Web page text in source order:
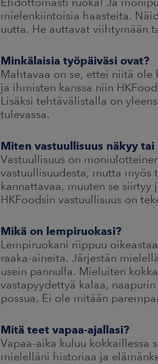
mielenkiintoisia haasteita.
uutta. He auttavat viihtymään
Minkälaisia työpäiväsi ovat?
Mahtavaa on se, ettei niitä ole
ja ihmisten kanssa niin
Lisäksi tehtävälistalla on
tulevassa.
Miten vastuullisuus näkyy
Vastuullisuus on
vastuullisuudesta, mutta myös
kannattavaa, muuten se
HKFoodsin vastuullisuus on
Mikä on lempiruokasi?
Lempiruokani riippuu
raaka-aineita. Järjestän
usein pannulla. Mieluiten
vastapyydettyä kalaa,
possua. Ei ole mitään
Mitä teet vapaa-ajallasi?
Vapaa-aika kuluu kokkaillessa
mielelläni historiaa ja